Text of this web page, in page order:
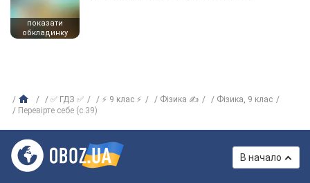
показати
обкладинку
✅ ГДЗ ✅ ⚡ 9 клас ⚡ Фізика ✍
Фізика, 9 клас
Перевірте себе (с.39)
В начало